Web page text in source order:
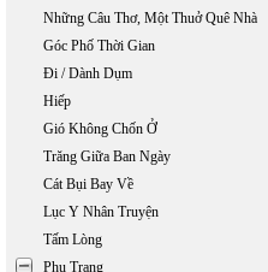
Những Câu Thơ, Một Thuở Quê Nhà
Góc Phố Thời Gian
Đi / Dành Dụm
Hiếp
Gió Không Chốn Ở
Trăng Giữa Ban Ngày
Cát Bụi Bay Về
Lục Y Nhân Truyện
Tấm Lòng
Phụ Trang